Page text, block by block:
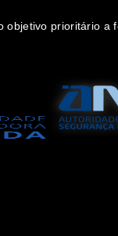
objetivo prioritário